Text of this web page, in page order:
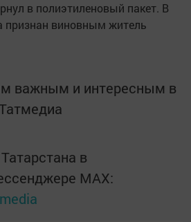
в полиэтиленовый пакет. В
признан виновным житель
важным и интересным в
в
MАХ: